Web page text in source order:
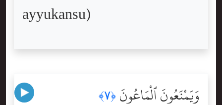
ayyukansu)
وَيَمْنَعُونَ ٱلْمَاعُونَ ﴿٧﴾